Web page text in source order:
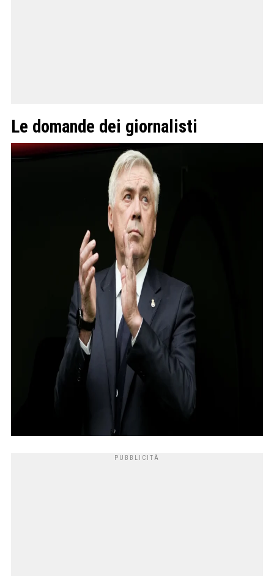
Le domande dei giornalisti